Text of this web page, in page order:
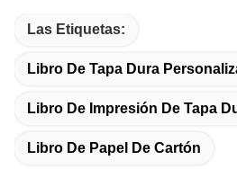
Las Etiquetas:
Libro De Tapa Dura
Libro De Impresión De Tapa
Libro De Papel De Cartón